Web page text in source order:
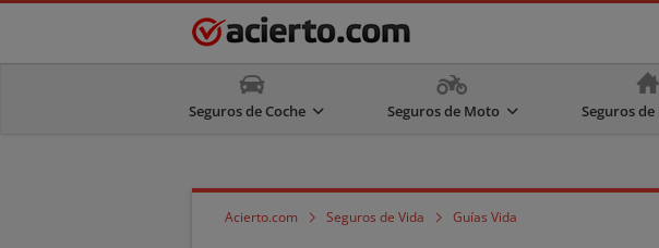
Seguros de Coche Seguros de Moto Seguros
Acierto.com Seguros de Vida Guías Vida